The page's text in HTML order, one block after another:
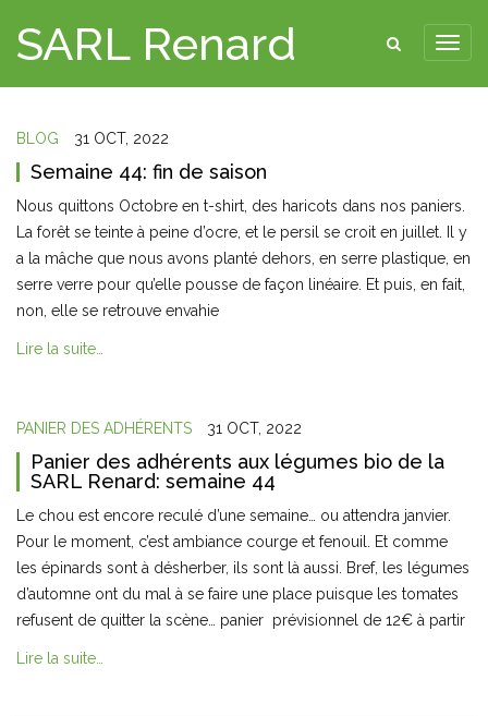
SARL Renard
BLOG 31 OCT, 2022
Semaine 44: fin de saison
Nous quittons Octobre en t-shirt, des haricots dans nos paniers.
La forêt se teinte à peine d’ocre, et le persil se croit en juillet. Il y
a la mâche que nous avons planté dehors, en serre plastique, en
serre verre pour qu’elle pousse de façon linéaire. Et puis, en fait,
non, elle se retrouve envahie
Lire la suite…
PANIER DES ADHÉRENTS 31 OCT, 2022
Panier des adhérents aux légumes bio de la
SARL Renard: semaine 44
Le chou est encore reculé d’une semaine… ou attendra janvier.
Pour le moment, c’est ambiance courge et fenouil. Et comme
les épinards sont à désherber, ils sont là aussi. Bref, les légumes
d’automne ont du mal à se faire une place puisque les tomates
refusent de quitter la scène… panier prévisionnel de 12€ à partir
Lire la suite…